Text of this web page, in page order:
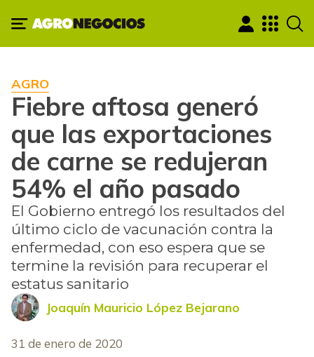
AGRO
Fiebre aftosa generó
que las exportaciones
de carne se redujeran
54% el año pasado
El Gobierno entregó los resultados del
último ciclo de vacunación contra la
enfermedad, con eso espera que se
termine la revisión para recuperar el
estatus sanitario
Joaquín Mauricio López Bejarano
31 de enero de 2020